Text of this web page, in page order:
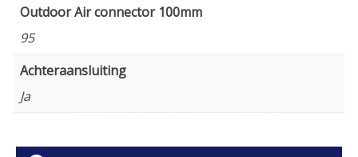
Outdoor Air connector 100mm
95
Achteraansluiting
Ja